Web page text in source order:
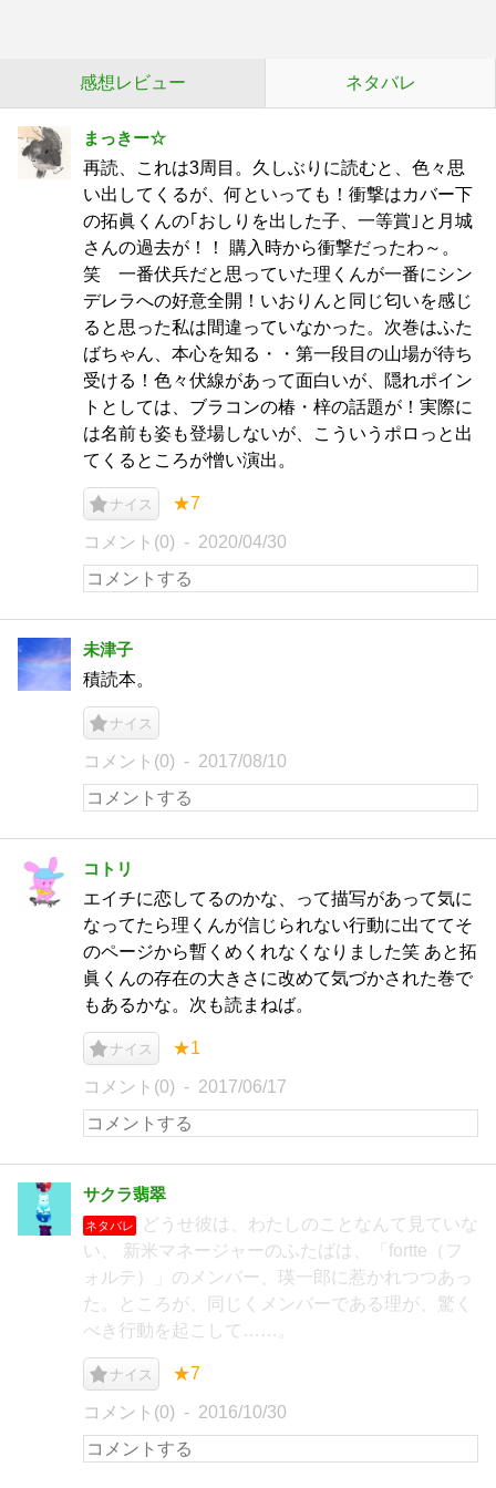
感想レビュー ネタバレ
まっきー☆
再読、これは3周目。久しぶりに読むと、色々思
い出してくるが、何といっても！衝撃はカバー下
の拓眞くんの｢おしりを出した子、一等賞｣と月城
さんの過去が！！ 購入時から衝撃だったわ～。
笑 一番伏兵だと思っていた理くんが一番にシン
デレラへの好意全開！いおりんと同じ匂いを感じ
ると思った私は間違っていなかった。次巻はふた
ばちゃん、本心を知る・・第一段目の山場が待ち
受ける！色々伏線があって面白いが、隠れポイン
トとしては、ブラコンの椿・梓の話題が！実際に
は名前も姿も登場しないが、こういうポロっと出
てくるところが憎い演出。
ナイス ★7
コメント(0) 2020/04/30
未津子
積読本。
ナイス
コメント(0) 2017/08/10
コトリ
エイチに恋してるのかな、って描写があって気に
なってたら理くんが信じられない行動に出ててそ
のページから暫くめくれなくなりました笑 あと拓
眞くんの存在の大きさに改めて気づかされた巻で
もあるかな。次も読まねば。
ナイス ★1
コメント(0) 2017/06/17
サクラ翡翠
ネタバレ
どうせ彼は、わたしのことなんて見ていな
い、 新米マネージャーのふたばは、「fortte（フ
ォルテ）」のメンバー、瑛一郎に惹かれつつあっ
た。ところが、同じくメンバーである理が、驚く
べき行動を起こして……。
ナイス ★7
コメント(0) 2016/10/30